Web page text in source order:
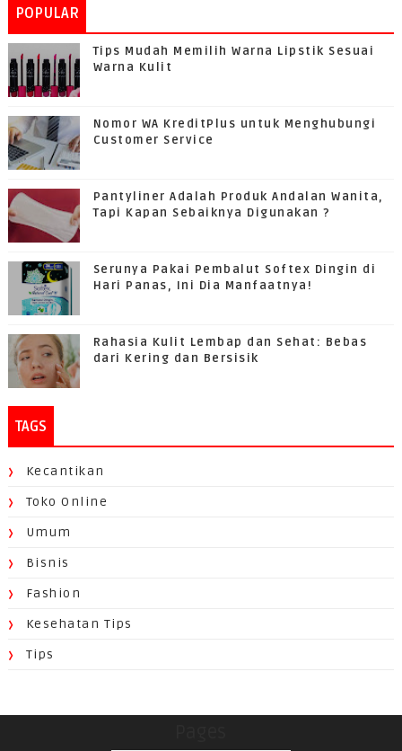
POPULAR
Tips Mudah Memilih Warna Lipstik Sesuai
Warna Kulit
Nomor WA KreditPlus untuk Menghubungi
Customer Service
Pantyliner Adalah Produk Andalan Wanita,
Tapi Kapan Sebaiknya Digunakan ?
Serunya Pakai Pembalut Softex Dingin di
Hari Panas, Ini Dia Manfaatnya!
Rahasia Kulit Lembap dan Sehat: Bebas
dari Kering dan Bersisik
TAGS
Kecantikan
Toko Online
Umum
Bisnis
Fashion
Kesehatan Tips
Tips